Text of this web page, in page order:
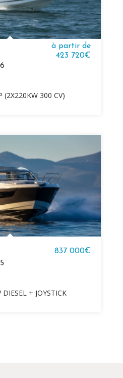
à partir de
423 720€
(2X220KW 300 CV)
837 000€
+ JOYSTICK